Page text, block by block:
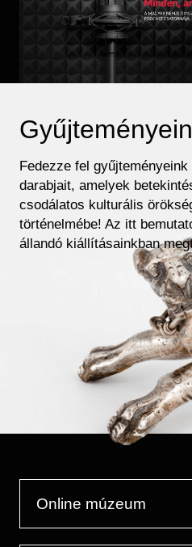
Fedezze fel
darabjait, amelyek
csodálatos kulturális
történelmébe! Az itt
állandó kiállításainkban
Online múzeum